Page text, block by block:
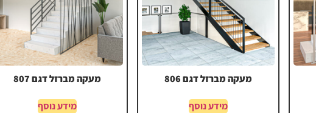
מעקה מברזל דגם 806
מידע נוסף
מעקה מברזל דגם 807
מידע נוסף